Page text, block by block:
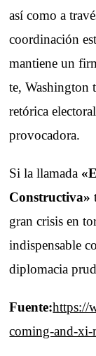
así como a
coordinación
mantiene un
te, Washington
retórica
provocadora.
Si la llamada
Constructiva»
gran crisis en
indispensable
diplomacia
Fuente:https://
coming-and-